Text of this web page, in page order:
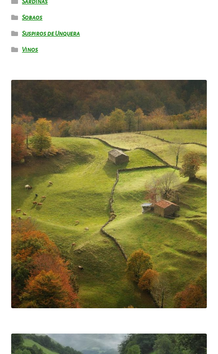
Sardinas
Sobaos
Suspiros de Unquera
Vinos